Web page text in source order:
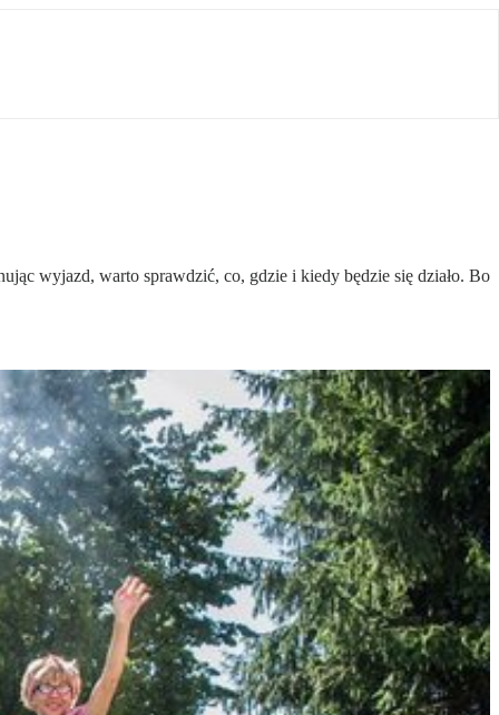
wyjazd, warto sprawdzić, co, gdzie i kiedy będzie się działo. Bo